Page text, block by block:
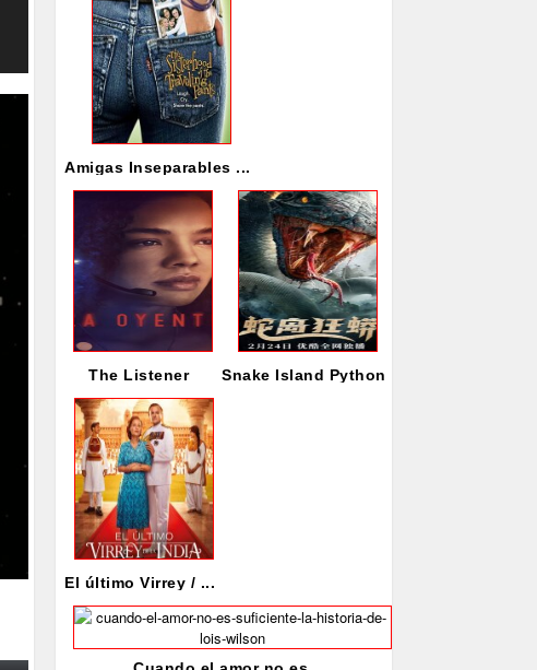
Amigas Inseparables ...
The Listener Snake Island Python
El último Virrey / ...